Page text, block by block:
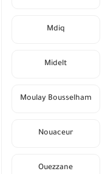
Mdiq
Midelt
Moulay Bousselham
Nouaceur
Ouezzane